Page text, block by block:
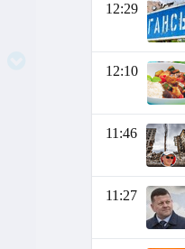
12:29
12:10
11:46
11:27